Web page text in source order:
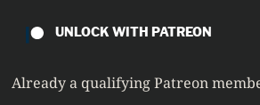
UNLOCK WITH PATREON
Already a qualifying Patreon